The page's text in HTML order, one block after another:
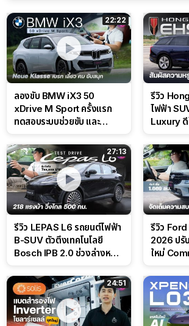
22:22
ลองขับ BMW iX3 50
xDrive M Sport ครั้งแรก
ทดสอบระบบช่วยขับ และ
สนาม
รีวิว
ไฟฟ้า
Luxury ดี
27:13
รีวิว LEPAS L6 รถยนต์ไฟฟ้า
B-SUV ตัวตึงเทคโนโลยี
Bosch IPB 2.0 ช่วงล่างหนึบ
รีวิว
2026 ปรั
ใหม่
24:51